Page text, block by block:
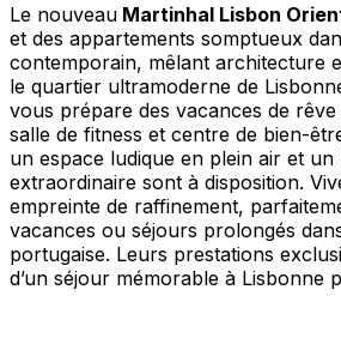
Le nouveau Martinhal Lisbon
et des appartements somptueux
contemporain, mêlant architecture
le quartier ultramoderne de
vous prépare des vacances de
salle de fitness et centre de bien-
un espace ludique en plein air et un
extraordinaire sont à disposition.
empreinte de raffinement,
vacances ou séjours prolongés
portugaise. Leurs prestations
d’un séjour mémorable à Lisbonne